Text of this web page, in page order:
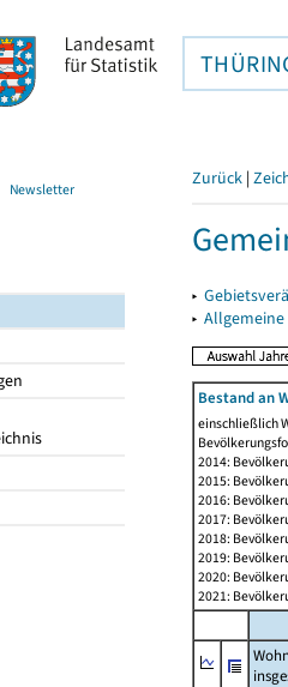
Newsletter Zurück |
▸
▸
Bestand an
einschließlich
2014:
2015:
2016:
2017:
2018:
2019:
2020:
2021: